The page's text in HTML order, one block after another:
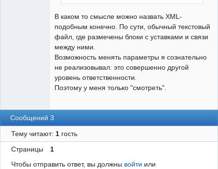
В каком то смысле можно назвать XML-
подобным конечно. По сути, обычный текстовый
файл, где размечены блоки с уставками и связи
между ними.
Возможность менять параметры я сознательно
не реализовывал: это совершенно другой
уровень ответственности.
Поэтому у меня только "смотреть".
Сообщений 3
Тему читают: 1гость
Страницы
1
Чтобы отправить ответ, вы должны войти или